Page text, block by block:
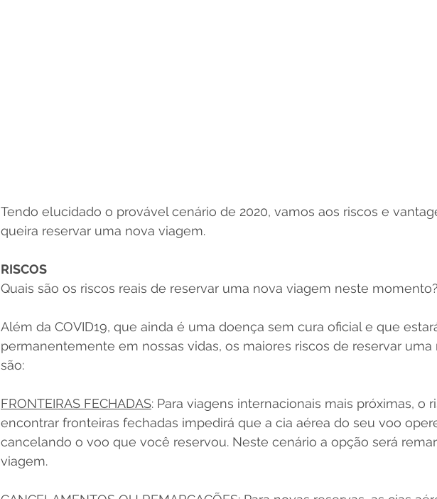
Tendo elucidado o provável cenário de 2020, vamos aos riscos e
queira reservar uma nova viagem.
RISCOS
Quais são os riscos reais de reservar uma nova viagem neste momento?
Além da COVID19, que ainda é uma doença sem cura oficial e que
permanentemente em nossas vidas, os maiores riscos de reservar uma
são:
FRONTEIRAS FECHADAS: Para viagens internacionais mais próximas, o
encontrar fronteiras fechadas impedirá que a cia aérea do seu voo
cancelando o voo que você reservou. Neste cenário a opção será
viagem.